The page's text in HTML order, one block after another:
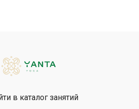
в каталог занятий